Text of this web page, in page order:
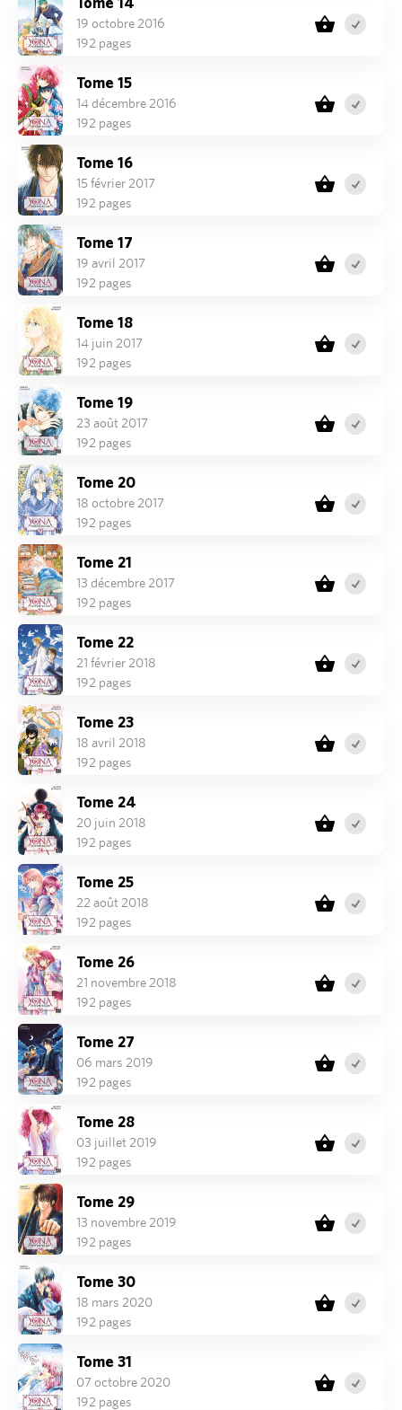
19 octobre 2016
192 pages
Tome 15
14 décembre 2016
192 pages
Tome 16
15 février 2017
192 pages
Tome 17
19 avril 2017
192 pages
Tome 18
14 juin 2017
192 pages
Tome 19
23 août 2017
192 pages
Tome 20
18 octobre 2017
192 pages
Tome 21
13 décembre 2017
192 pages
Tome 22
21 février 2018
192 pages
Tome 23
18 avril 2018
192 pages
Tome 24
20 juin 2018
192 pages
Tome 25
22 août 2018
192 pages
Tome 26
21 novembre 2018
192 pages
Tome 27
06 mars 2019
192 pages
Tome 28
03 juillet 2019
192 pages
Tome 29
13 novembre 2019
192 pages
Tome 30
18 mars 2020
192 pages
Tome 31
07 octobre 2020
192 pages